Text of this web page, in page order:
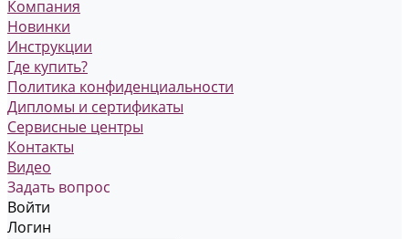
Компания
Новинки
Инструкции
Где купить?
Политика конфиденциальности
Дипломы и сертификаты
Сервисные центры
Контакты
Видео
Задать вопрос
Войти
Логин